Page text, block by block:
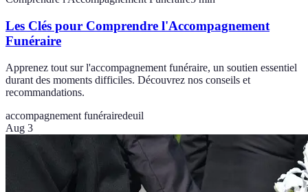
Les Clés pour Comprendre l'Accompagnement
Funéraire
Apprenez tout sur l'accompagnement funéraire, un soutien essentiel
durant des moments difficiles. Découvrez nos conseils et
recommandations.
accompagnement funérairedeuil
Aug 3